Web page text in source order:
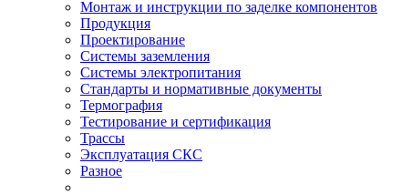
Монтаж и инструкции по заделке компонентов
Продукция
Проектирование
Системы заземления
Системы электропитания
Стандарты и нормативные документы
Термография
Тестирование и сертификация
Трассы
Эксплуатация СКС
Разное